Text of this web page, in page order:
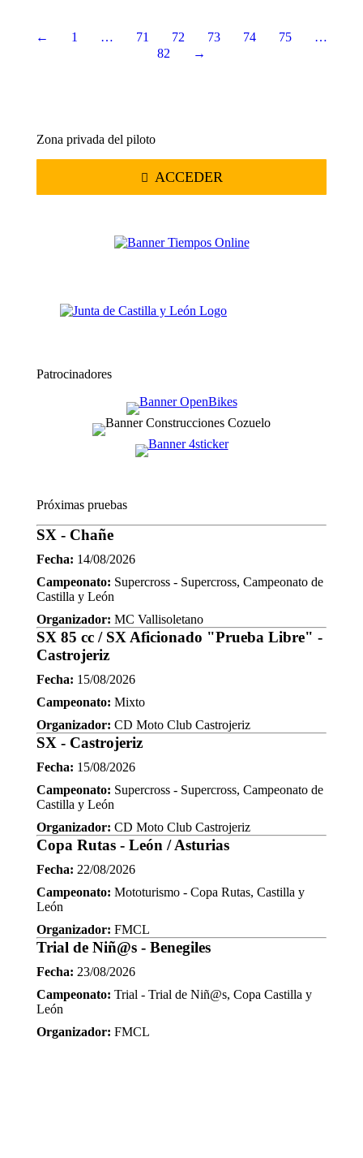
← 1 … 71 72 73 74 75
…
82
→
Zona privada del piloto
ACCEDER
Patrocinadores
Próximas pruebas
SX - Chañe
Fecha: 14/08/2026
Campeonato: Supercross - Supercross, Campeonato de
Castilla y León
Organizador: MC Vallisoletano
SX 85 cc / SX Aficionado "Prueba Libre" -
Castrojeriz
Fecha: 15/08/2026
Campeonato: Mixto
Organizador: CD Moto Club Castrojeriz
SX - Castrojeriz
Fecha: 15/08/2026
Campeonato: Supercross - Supercross, Campeonato de
Castilla y León
Organizador: CD Moto Club Castrojeriz
Copa Rutas - León / Asturias
Fecha: 22/08/2026
Campeonato: Mototurismo - Copa Rutas, Castilla y
León
Organizador: FMCL
Trial de Niñ@s - Benegiles
Fecha: 23/08/2026
Campeonato: Trial - Trial de Niñ@s, Copa Castilla y
León
Organizador: FMCL